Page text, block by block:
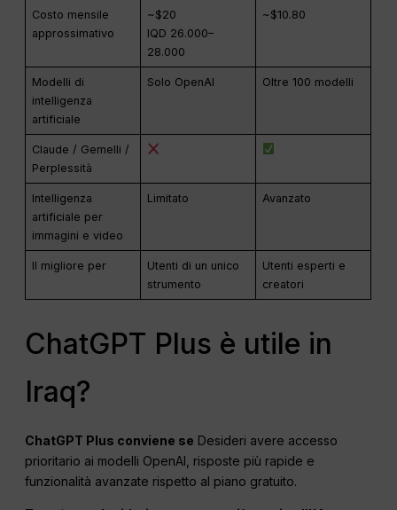
Costo mensile
approssimativo
~$20
IQD 26.000–
28.000
~$10.80
Modelli di
intelligenza
artificiale
Solo OpenAI Oltre 100 modelli
Claude / Gemelli /
Perplessità
Intelligenza
artificiale per
immagini e video
Limitato Avanzato
Il migliore per
Utenti di un unico
strumento
Utenti esperti e
creatori
ChatGPT Plus è utile in
Iraq?
ChatGPT Plus conviene se Desideri avere accesso
prioritario ai modelli OpenAI, risposte più rapide e
funzionalità avanzate rispetto al piano gratuito.